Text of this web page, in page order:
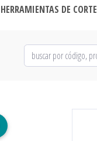
HERRAMIENTAS DE